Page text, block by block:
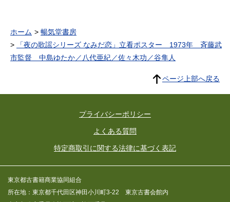
ド⚪︎浪花節 召集令 東家楽
式会社⚪︎浪花節 南山血染の
ンビア蓄音機株式会社⚪︎浪花
節 唐人お吉 木村重行 太
陽レコード⚪︎ボレロ ローニ
日本ビクターレコード⚪︎管弦
ンガ・サルヴァド編 小牧神
編 ジャックペイン管弦楽
式会社⚪︎ジャズ 草津節 日
音楽 学べよ盃ワルツ リン
ホーム
暢気堂書房
「夜の歌謡シリーズ なみだ恋」立看ポスター 1973年 斉藤武
市監督 中島ゆたか／八代亜紀／佐々木功／谷隼人
ページ上部へ戻る
プライバシーポリシー
よくある質問
特定商取引に関する法律に基づく表記
東京都古書籍商業協同組合
所在地：東京都千代田区神田小川町3-22 東京古書会館内